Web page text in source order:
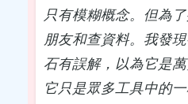
只有模糊概念。但為
朋友和查資料。我發
石有誤解，以為它是
它只是眾多工具中的